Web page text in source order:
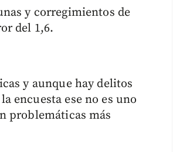
y corregimientos de
del 1,6.
y aunque hay delitos
encuesta ese no es uno
problemáticas más